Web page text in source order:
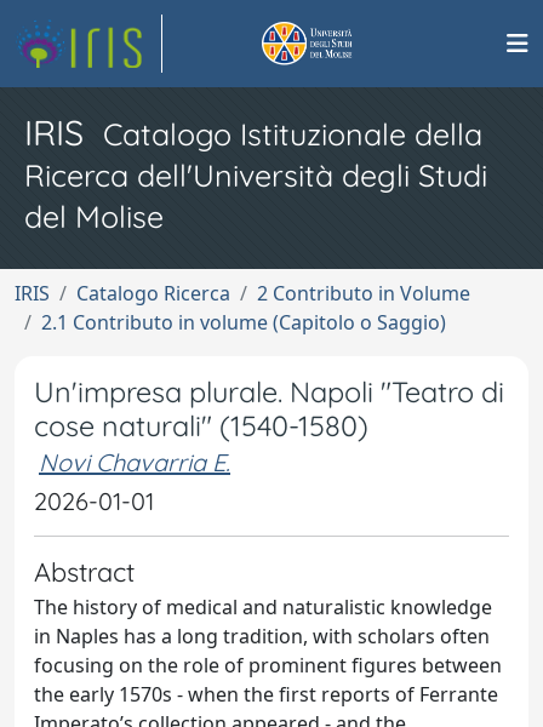
IRIS Catalogo Istituzionale della
Ricerca dell'Università degli Studi
del Molise
IRIS Catalogo Ricerca
2 Contributo in Volume
2.1 Contributo in volume (Capitolo o Saggio)
Un'impresa plurale. Napoli "Teatro di
cose naturali" (1540-1580)
Novi Chavarria E.
2026-01-01
Abstract
The history of medical and naturalistic knowledge
in Naples has a long tradition, with scholars often
focusing on the role of prominent figures between
the early 1570s - when the first reports of Ferrante